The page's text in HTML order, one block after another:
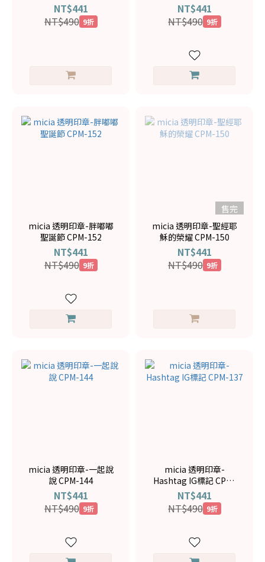
NT$441
NT$490 9折
NT$441
NT$490 9折
micia 透明印章-胖嘟嘟
聖誕節 CPM-152
NT$441
NT$490 9折
售完
micia 透明印章-聖經耶
穌的榮耀 CPM-150
NT$441
NT$490 9折
micia 透明印章-一起說
說 CPM-144
NT$441
NT$490 9折
micia 透明印章-
Hashtag IG標記 CPM-
137
NT$441
NT$490 9折